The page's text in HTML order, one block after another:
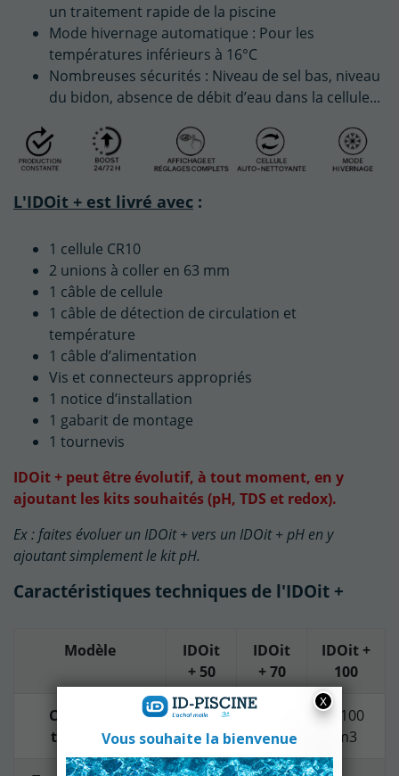
un traitement rapide de la piscine
Mode hivernage automatique : Pour les
températures inférieurs à 16°C
Nombreuses sécurités : Niveau de sel bas, niveau
du bidon, absence de débit d’eau dans la cellule...
L'IDOit + est livré avec :
1 cellule CR10
2 unions à coller en 63 mm
1 câble de cellule
1 câble de détection de circulation et
température
1 câble d’alimentation
Vis et connecteurs appropriés
1 notice d’installation
1 gabarit de montage
1 tournevis
IDOit + peut être évolutif, à tout moment, en y
ajoutant les kits souhaités (pH, TDS et redox).
Ex : faites évoluer un IDOit + vers un IDOit + pH en y
ajoutant simplement le kit pH.
Caractéristiques techniques de l'IDOit +
Modèle
IDOit
+ 50
IDOit
+ 70
IDOit +
100
Capacité de
traitement
< 50
m3
m3
< 100
m3